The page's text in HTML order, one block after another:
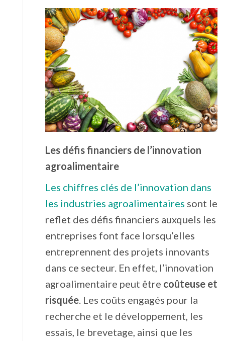
Les défis financiers de l’innovation
agroalimentaire
Les chiffres clés de l’innovation dans
les industries agroalimentaires sont le
reflet des défis financiers auxquels les
entreprises font face lorsqu’elles
entreprennent des projets innovants
dans ce secteur. En effet, l’innovation
agroalimentaire peut être coûteuse et
risquée. Les coûts engagés pour la
recherche et le développement, les
essais, le brevetage, ainsi que les